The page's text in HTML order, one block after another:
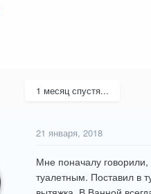
1 месяц спустя...
21 января, 2018
Мне поначалу
туалетным. Поставил в